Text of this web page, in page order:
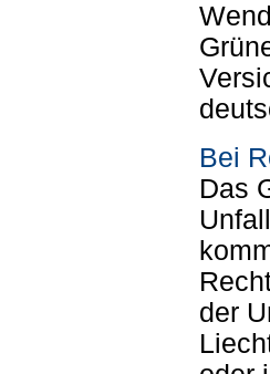
Bei
Das
der